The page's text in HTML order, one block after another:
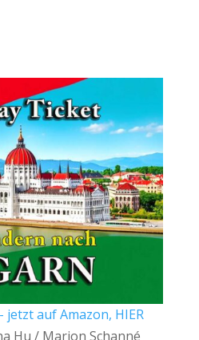
auf Amazon, HIER
Hu / Marion Schanné